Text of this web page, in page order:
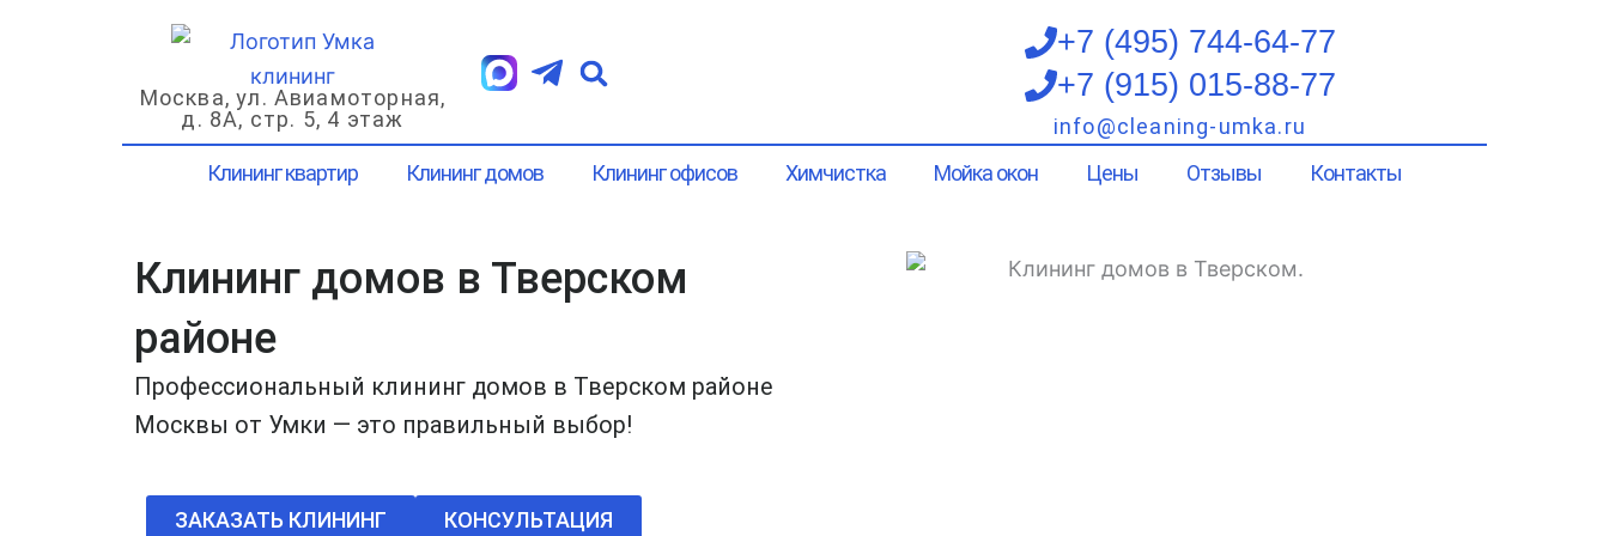
содержимомуМосква, ул. Авиамоторная,
д. 8А, стр. 5, 4 этаж
+7 (495) 744-64-77
+7 (915) 015-88-77
info@cleaning-umka.ru
Клининг квартир
Клининг домов Клининг офисов Химчистка Мойка окон Цены Отзывы Контакты
Клининг домов в Тверском
районе
Профессиональный клининг домов в Тверском районе
Москвы от Умки — это правильный выбор!
ЗАКАЗАТЬ КЛИНИНГ КОНСУЛЬТАЦИЯ